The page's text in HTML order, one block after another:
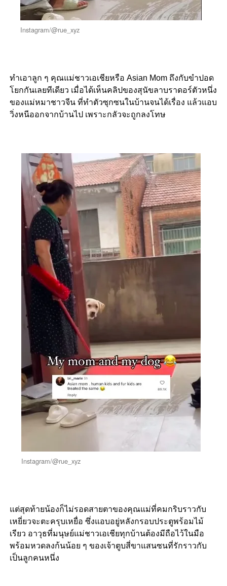
Instagram/@rue_xyz
ทำเอาลูก ๆ คุณแม่ชาวเอเชียหรือ Asian Mom ถึงกับขำปอด
โยกกันเลยทีเดียว เมื่อได้เห็นคลิปของสุนัขลาบราดอร์ตัวหนึ่ง
ของแม่หมาชาวจีน ที่ทำตัวซุกซนในบ้านจนได้เรื่อง แล้วแอบ
วิ่งหนีออกจากบ้านไป เพราะกลัวจะถูกลงโทษ
Instagram/@rue_xyz
แต่สุดท้ายน้องก็ไม่รอดสายตาของคุณแม่ที่คมกริบราวกับ
เหยี่ยวจะตะครุบเหยื่อ ซึ่งแอบอยู่หลังกรอบประตูพร้อมไม้
เรียว อาวุธที่มนุษย์แม่ชาวเอเชียทุกบ้านต้องมีถือไว้ในมือ
พร้อมหวดลงก้นน้อย ๆ ของเจ้าตูบสี่ขาแสนซนที่รักราวกับ
เป็นลูกคนหนึ่ง